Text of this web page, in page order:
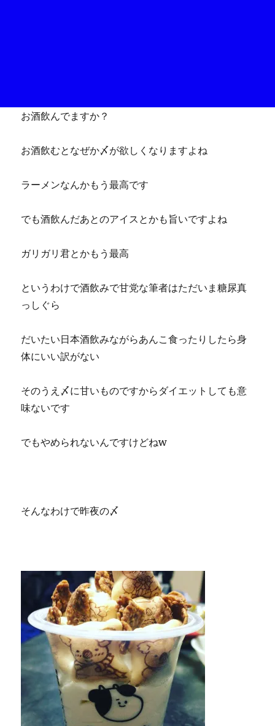
お酒飲んでますか？
お酒飲むとなぜか〆が欲しくなりますよね
ラーメンなんかもう最高です
でも酒飲んだあとのアイスとかも旨いですよね
ガリガリ君とかもう最高
というわけで酒飲みで甘党な筆者はただいま糖尿真
っしぐら
だいたい日本酒飲みながらあんこ食ったりしたら身
体にいい訳がない
そのうえ〆に甘いものですからダイエットしても意
味ないです
でもやめられないんですけどねw
そんなわけで昨夜の〆